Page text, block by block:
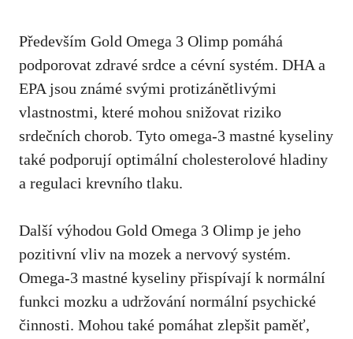
Především Gold Omega 3 Olimp pomáhá
podporovat zdravé srdce a cévní systém. DHA a
EPA jsou známé svými protizánětlivými
vlastnostmi, které mohou snižovat riziko
srdečních chorob. Tyto omega-3 mastné kyseliny
také podporují optimální cholesterolové hladiny
a regulaci krevního tlaku.
Další výhodou Gold Omega 3 Olimp je jeho
pozitivní vliv na mozek a nervový systém.
Omega-3 mastné kyseliny přispívají k normální
funkci mozku a udržování normální psychické
činnosti. Mohou také pomáhat zlepšit paměť,